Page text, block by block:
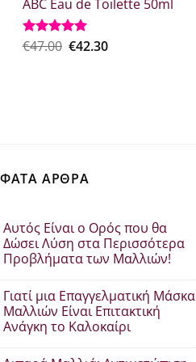
was:
€37.30.
τιμή
€29.84.
ABC Eau de Toilette 50ml
Βαθμολογήθηκε
€47.00 Original
€42.30Η
ΑΡΘΡΑ
Αυτός Είναι ο Ορός που θα
Δώσει Λύση στα Περισσότερα
Προβλήματα των Μαλλιών!
σχόλια
στο
Αυτός
Είναι
που
Γιατί μια Επαγγελματική Μάσκα
Μαλλιών Είναι Επιτακτική
Ανάγκη το Καλοκαίρι